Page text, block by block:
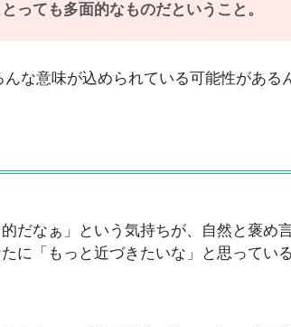
っても多面的なものだということ。
な意味が込められている可能性がある
的だなぁ」という気持ちが、自然と褒め
に「もっと近づきたいな」と思ってい